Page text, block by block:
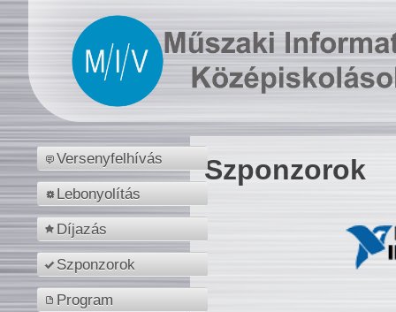
Versenyfelhívás
Lebonyolítás
Díjazás
Szponzorok
Program
Szponzorok